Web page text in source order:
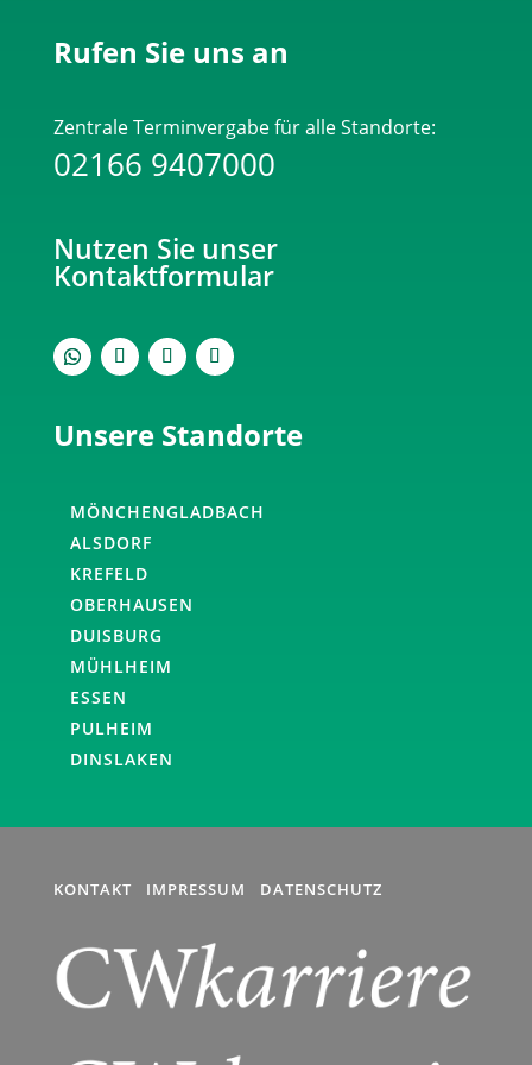
dass
Mensch
bist.
die
geforderten
Rufen Sie uns an
Zentrale Terminvergabe für alle Standorte:
02166 9407000
Nutzen Sie unser
Kontaktformular
Unsere Standorte
MÖNCHENGLADBACH
ALSDORF
KREFELD
OBERHAUSEN
DUISBURG
MÜHLHEIM
ESSEN
PULHEIM
DINSLAKEN
KONTAKT IMPRESSUM DATENSCHUTZ